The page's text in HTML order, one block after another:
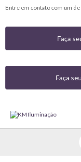
Entre em contato com um
Faça
Faça